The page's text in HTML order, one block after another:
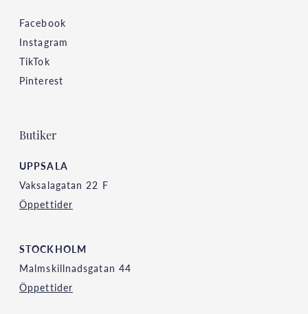
Facebook
Instagram
TikTok
Pinterest
Butiker
UPPSALA
Vaksalagatan 22 F
Öppettider
STOCKHOLM
Malmskillnadsgatan 44
Öppettider